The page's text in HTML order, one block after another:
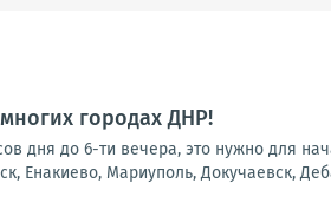
городах ДНР!
дня до 6-ти вечера, это нужно для
Енакиево, Мариуполь, Докучаевск,